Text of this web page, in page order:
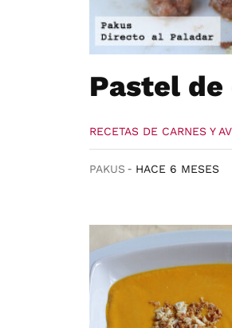
Pastel
RECETAS DE CARNES Y
PAKUS HACE 6 MESES